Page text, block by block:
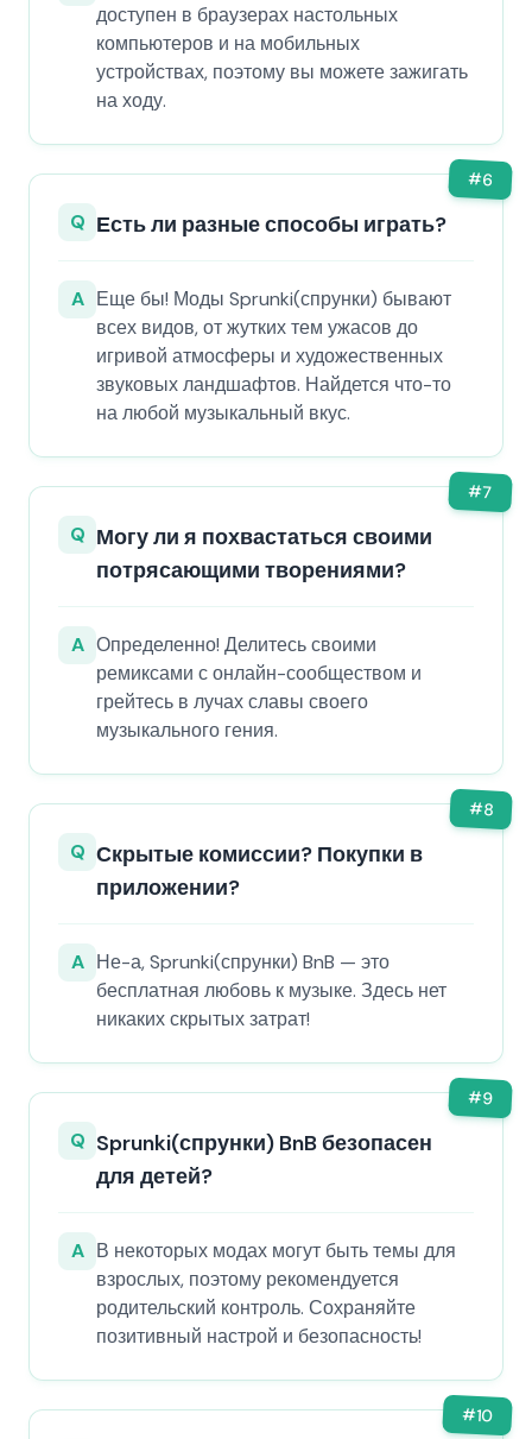
доступен в браузерах настольных
компьютеров и на мобильных
устройствах, поэтому вы можете зажигать
на ходу.
#6
Q Есть ли разные способы играть?
A Еще бы! Моды Sprunki(спрунки) бывают
всех видов, от жутких тем ужасов до
игривой атмосферы и художественных
звуковых ландшафтов. Найдется что-то
на любой музыкальный вкус.
#7
Q Могу ли я похвастаться своими
потрясающими творениями?
A Определенно! Делитесь своими
ремиксами с онлайн-сообществом и
грейтесь в лучах славы своего
музыкального гения.
#8
Q Скрытые комиссии? Покупки в
приложении?
A Не-а, Sprunki(спрунки) BnB — это
бесплатная любовь к музыке. Здесь нет
никаких скрытых затрат!
#9
Q Sprunki(спрунки) BnB безопасен
для детей?
A В некоторых модах могут быть темы для
взрослых, поэтому рекомендуется
родительский контроль. Сохраняйте
позитивный настрой и безопасность!
#10